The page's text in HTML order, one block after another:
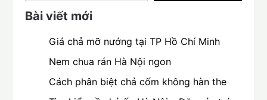
Bài viết mới
Giá chả mỡ nướng tại TP Hồ Chí Minh
Nem chua rán Hà Nội ngon
Cách phân biệt chả cốm không hàn the